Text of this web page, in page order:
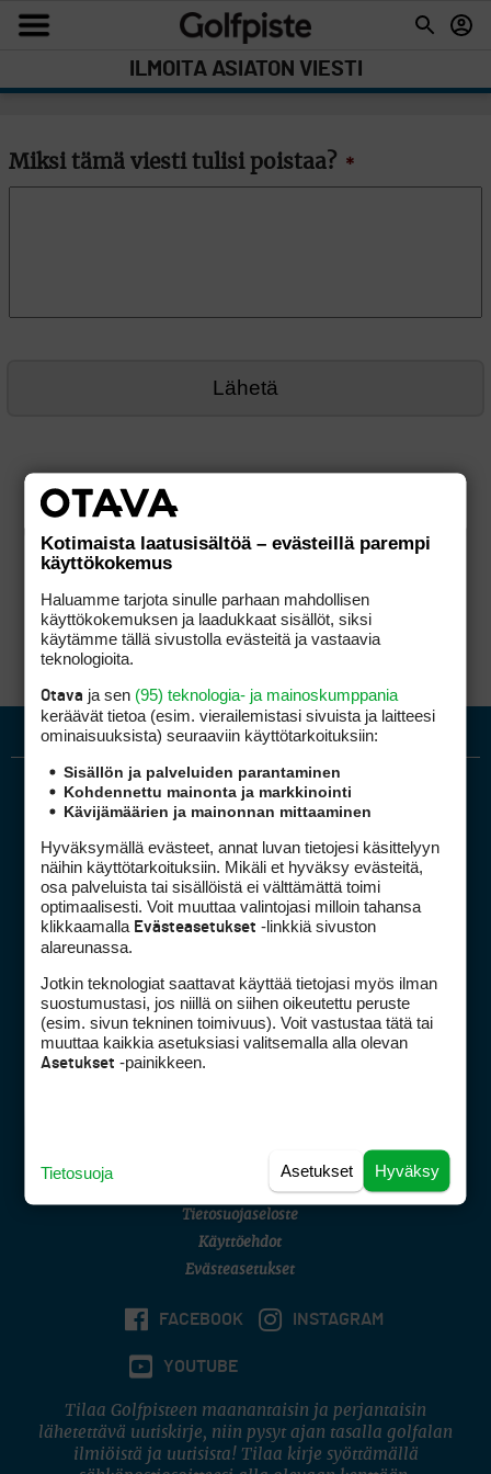
ILMOITA ASIATON VIESTI
Miksi tämä viesti tulisi poistaa? *
Golfpiste mediakortti
Golfpisteen yhteystiedot
DSA avoimuusraportti
Asiakaspalvelu
(digi) digi@otavamedia.fi
Tietosuojaseloste
Käyttöehdot
Evästeasetukset
FACEBOOK INSTAGRAM
YOUTUBE
Tilaa Golfpisteen maanantaisin ja perjantaisin
lähetettävä uutiskirje, niin pysyt ajan tasalla golfalan
ilmiöistä ja uutisista! Tilaa kirje syöttämällä
Kotimaista laatusisältöä – evästeillä parempi
käyttökokemus
Haluamme tarjota sinulle parhaan mahdollisen
käyttökokemuksen ja laadukkaat sisällöt, siksi
käytämme tällä sivustolla evästeitä ja vastaavia
teknologioita.
Otava ja sen (95) teknologia- ja mainoskumppania
keräävät tietoa (esim. vierailemis­tasi sivuista ja laitteesi
ominaisuuk­sista) seuraaviin käyttötarkoituksiin:
Sisällön ja palveluiden parantaminen
Kohdennettu mainonta ja markkinointi
Kävijämäärien ja mainonnan mittaaminen
Hyväksymällä evästeet, annat luvan tietojesi käsittelyyn
näihin käyttötarkoituksiin. Mikäli et hyväksy evästeitä,
osa palveluista tai sisällöistä ei välttämättä toimi
optimaalisesti. Voit muuttaa valintojasi milloin tahansa
klikkaamalla Evästeasetukset -linkkiä sivuston
alareunassa.
Jotkin teknologiat saattavat käyttää tietojasi myös ilman
suostumustasi, jos niillä on siihen oikeutettu peruste
(esim. sivun tekninen toimivuus). Voit vastustaa tätä tai
muuttaa kaikkia asetuksiasi valitsemalla alla olevan
Asetukset -painikkeen.
Hyväksy
Asetukset
Tietosuoja